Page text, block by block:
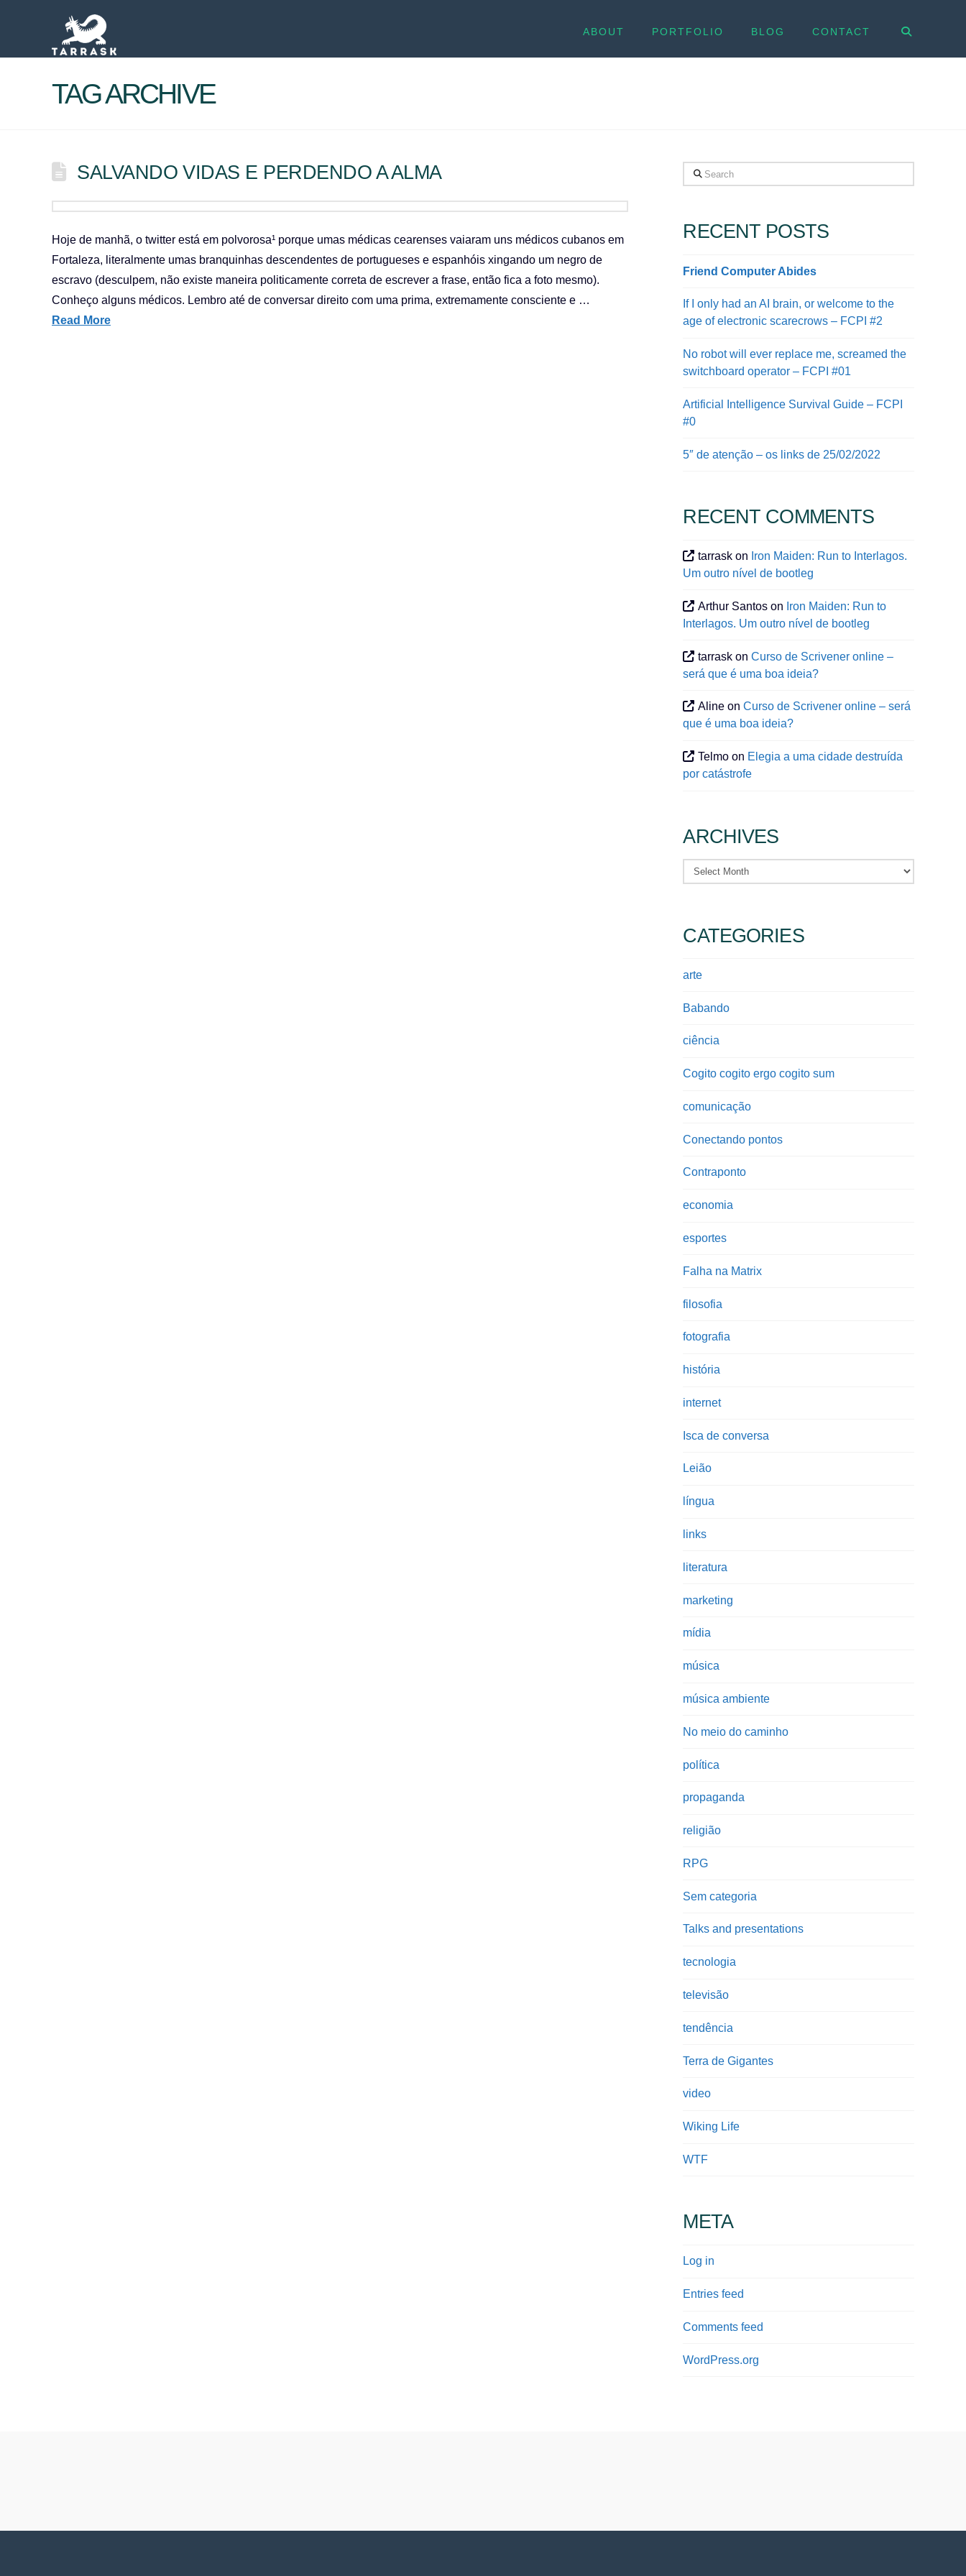
ABOUT PORTFOLIO BLOG CONTACT
TAG ARCHIVE
SALVANDO VIDAS E PERDENDO A ALMA
Hoje de manhã, o twitter está em polvorosa¹ porque umas médicas cearenses vaiaram uns médicos cubanos em
Fortaleza, literalmente umas branquinhas descendentes de portugueses e espanhóis xingando um negro de
escravo (desculpem, não existe maneira politicamente correta de escrever a frase, então fica a foto mesmo).
Conheço alguns médicos. Lembro até de conversar direito com uma prima, extremamente consciente e …
Read More
Search
RECENT POSTS
Friend Computer Abides
If I only had an AI brain, or welcome to the
age of electronic scarecrows – FCPI #2
No robot will ever replace me, screamed the
switchboard operator – FCPI #01
Artificial Intelligence Survival Guide – FCPI
#0
5″ de atenção – os links de 25/02/2022
RECENT COMMENTS
tarrask on Iron Maiden: Run to Interlagos.
Um outro nível de bootleg
Arthur Santos on Iron Maiden: Run to
Interlagos. Um outro nível de bootleg
tarrask onCurso de Scrivener online –
será que é uma boa ideia?
Aline onCurso de Scrivener online – será
que é uma boa ideia?
Telmo on Elegia a uma cidade destruída
por catástrofe
ARCHIVES
Archives
CATEGORIES
arte
Babando
ciência
Cogito cogito ergo cogito sum
comunicação
Conectando pontos
Contraponto
economia
esportes
Falha na Matrix
filosofia
fotografia
história
internet
Isca de conversa
Leião
língua
links
literatura
marketing
mídia
música
música ambiente
No meio do caminho
política
propaganda
religião
RPG
Sem categoria
Talks and presentations
tecnologia
televisão
tendência
Terra de Gigantes
video
Wiking Life
WTF
META
Log in
Entries feed
Comments feed
WordPress.org